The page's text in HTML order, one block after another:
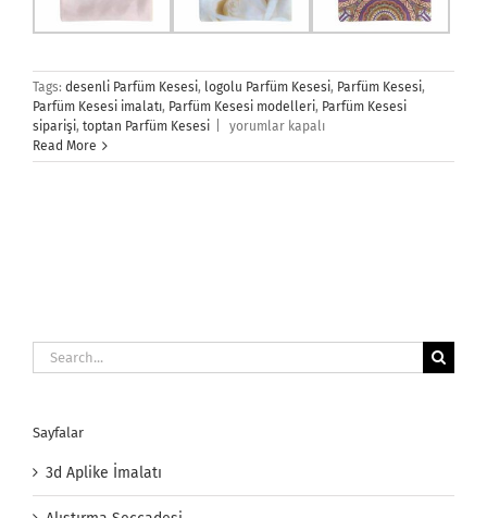
Tags: desenli Parfüm Kesesi, logolu Parfüm Kesesi, Parfüm Kesesi,
Parfüm Kesesi imalatı, Parfüm Kesesi modelleri, Parfüm Kesesi
siparişi, toptan Parfüm Kesesi
Parfüm
için
yorumlar kapalı
Read More
Search
for:
Sayfalar
3d Aplike İmalatı